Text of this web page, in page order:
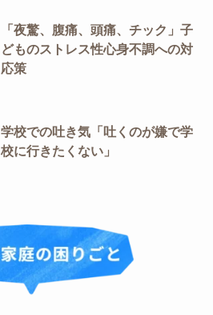
「夜驚、腹痛、頭痛、チック」子
どものストレス性心身不調への対
応策
学校での吐き気「吐くのが嫌で学
校に行きたくない」